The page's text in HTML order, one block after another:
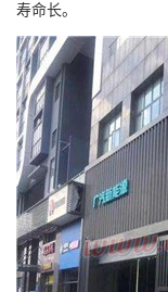
寿命长。